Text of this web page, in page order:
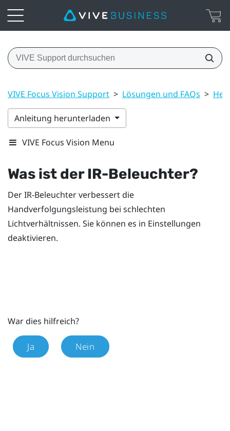
VIVE Focus Vision Support > Lösungen und FAQs >
Anleitung herunterladen
VIVE Focus Vision Menu
Was ist der IR-Beleuchter?
Der IR-Beleuchter verbessert die
Handverfolgungsleistung bei schlechten
Lichtverhältnissen. Sie können es in Einstellungen
deaktivieren.
War dies hilfreich?
Ja Nein